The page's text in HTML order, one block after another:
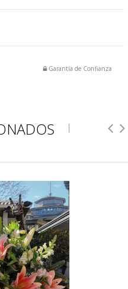
Garantía de Confianza